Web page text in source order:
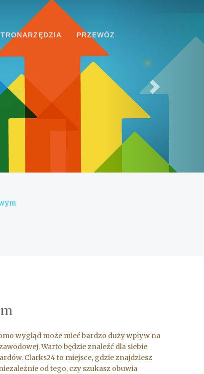
PRZEWÓZ
wygląd może mieć bardzo duży wpływ na
Warto będzie znaleźć dla siebie
Clarks24 to miejsce, gdzie znajdziesz
od tego, czy szukasz obuwia